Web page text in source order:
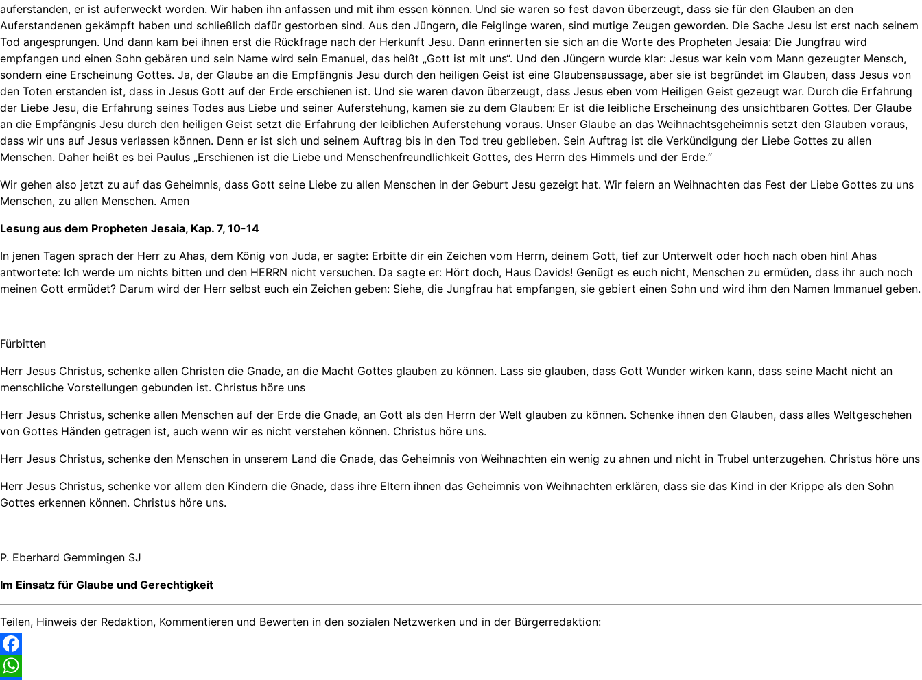
auferstanden, er ist auferweckt worden. Wir haben ihn anfassen und mit ihm essen können. Und sie waren so fest davon überzeugt, dass sie für den Glauben an den
Auferstandenen gekämpft haben und schließlich dafür gestorben sind. Aus den Jüngern, die Feiglinge waren, sind mutige Zeugen geworden. Die Sache Jesu ist erst nach seinem
Tod angesprungen. Und dann kam bei ihnen erst die Rückfrage nach der Herkunft Jesu. Dann erinnerten sie sich an die Worte des Propheten Jesaia: Die Jungfrau wird
empfangen und einen Sohn gebären und sein Name wird sein Emanuel, das heißt „Gott ist mit uns“. Und den Jüngern wurde klar: Jesus war kein vom Mann gezeugter Mensch,
sondern eine Erscheinung Gottes. Ja, der Glaube an die Empfängnis Jesu durch den heiligen Geist ist eine Glaubensaussage, aber sie ist begründet im Glauben, dass Jesus von
den Toten erstanden ist, dass in Jesus Gott auf der Erde erschienen ist. Und sie waren davon überzeugt, dass Jesus eben vom Heiligen Geist gezeugt war. Durch die Erfahrung
der Liebe Jesu, die Erfahrung seines Todes aus Liebe und seiner Auferstehung, kamen sie zu dem Glauben: Er ist die leibliche Erscheinung des unsichtbaren Gottes. Der Glaube
an die Empfängnis Jesu durch den heiligen Geist setzt die Erfahrung der leiblichen Auferstehung voraus. Unser Glaube an das Weihnachtsgeheimnis setzt den Glauben voraus,
dass wir uns auf Jesus verlassen können. Denn er ist sich und seinem Auftrag bis in den Tod treu geblieben. Sein Auftrag ist die Verkündigung der Liebe Gottes zu allen
Menschen. Daher heißt es bei Paulus „Erschienen ist die Liebe und Menschenfreundlichkeit Gottes, des Herrn des Himmels und der Erde.“
Wir gehen also jetzt zu auf das Geheimnis, dass Gott seine Liebe zu allen Menschen in der Geburt Jesu gezeigt hat. Wir feiern an Weihnachten das Fest der Liebe Gottes zu uns
Menschen, zu allen Menschen. Amen
Lesung aus dem Propheten Jesaia, Kap. 7, 10-14
In jenen Tagen sprach der Herr zu Ahas, dem König von Juda, er sagte: Erbitte dir ein Zeichen vom Herrn, deinem Gott, tief zur Unterwelt oder hoch nach oben hin! Ahas
antwortete: Ich werde um nichts bitten und den HERRN nicht versuchen. Da sagte er: Hört doch, Haus Davids! Genügt es euch nicht, Menschen zu ermüden, dass ihr auch noch
meinen Gott ermüdet? Darum wird der Herr selbst euch ein Zeichen geben: Siehe, die Jungfrau hat empfangen, sie gebiert einen Sohn und wird ihm den Namen Immanuel geben.
Fürbitten
Herr Jesus Christus, schenke allen Christen die Gnade, an die Macht Gottes glauben zu können. Lass sie glauben, dass Gott Wunder wirken kann, dass seine Macht nicht an
menschliche Vorstellungen gebunden ist. Christus höre uns
Herr Jesus Christus, schenke allen Menschen auf der Erde die Gnade, an Gott als den Herrn der Welt glauben zu können. Schenke ihnen den Glauben, dass alles Weltgeschehen
von Gottes Händen getragen ist, auch wenn wir es nicht verstehen können. Christus höre uns.
Herr Jesus Christus, schenke den Menschen in unserem Land die Gnade, das Geheimnis von Weihnachten ein wenig zu ahnen und nicht in Trubel unterzugehen. Christus höre uns
Herr Jesus Christus, schenke vor allem den Kindern die Gnade, dass ihre Eltern ihnen das Geheimnis von Weihnachten erklären, dass sie das Kind in der Krippe als den Sohn
Gottes erkennen können. Christus höre uns.
P. Eberhard Gemmingen SJ
Im Einsatz für Glaube und Gerechtigkeit
Teilen, Hinweis der Redaktion, Kommentieren und Bewerten in den sozialen Netzwerken und in der Bürgerredaktion:
Facebook